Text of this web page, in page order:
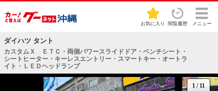
お気に入り 閲覧履歴 メニュー
ダイハツ タント
カスタムＸ ＥＴＣ・両側パワースライドドア・ベンチシート・
シートヒーター・キーレスエントリー・スマートキー・オートラ
イト・ＬＥＤヘッドランプ
1/ 11